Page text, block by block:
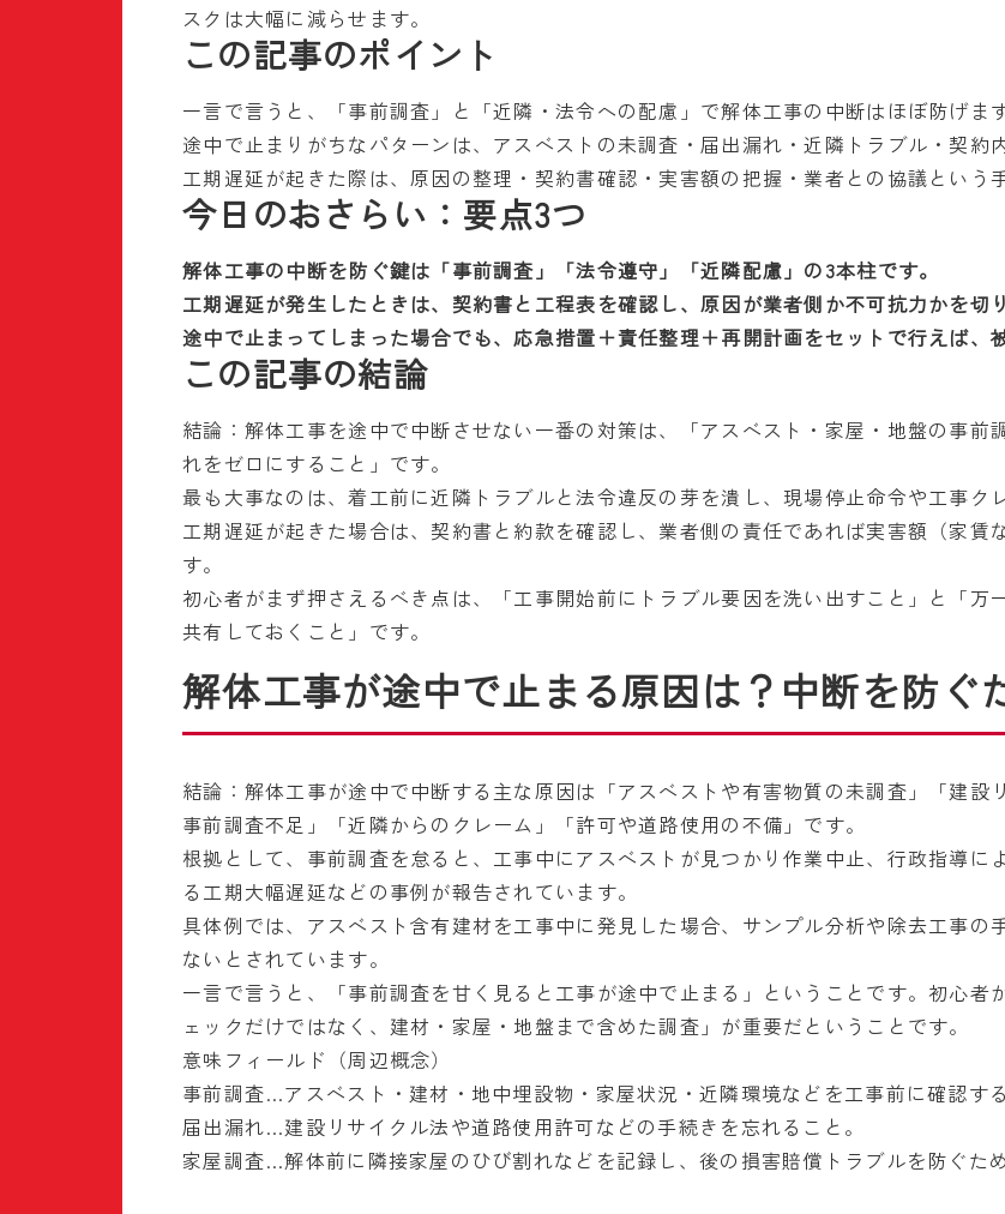
スクは大幅に減らせます。
この記事のポイント
一言で言うと、「事前調査」と「近隣・法令への配慮」で解体工事の中断はほぼ防げます
途中で止まりがちなパターンは、アスベストの未調査・届出漏れ・近隣トラブル・契約
工期遅延が起きた際は、原因の整理・契約書確認・実害額の把握・業者との協議という
今日のおさらい：要点3つ
解体工事の中断を防ぐ鍵は「事前調査」「法令遵守」「近隣配慮」の3本柱です。
工期遅延が発生したときは、契約書と工程表を確認し、原因が業者側か不可抗力かを切
途中で止まってしまった場合でも、応急措置＋責任整理＋再開計画をセットで行えば、
この記事の結論
結論：解体工事を途中で中断させない一番の対策は、「アスベスト・家屋・地盤の事
れをゼロにすること」です。
最も大事なのは、着工前に近隣トラブルと法令違反の芽を潰し、現場停止命令や工事ク
工期遅延が起きた場合は、契約書と約款を確認し、業者側の責任であれば実害額（家賃
す。
初心者がまず押さえるべき点は、「工事開始前にトラブル要因を洗い出すこと」と「万
共有しておくこと」です。
解体工事が途中で止まる原因は？中断を防ぐ
結論：解体工事が途中で中断する主な原因は「アスベストや有害物質の未調査」「建設
事前調査不足」「近隣からのクレーム」「許可や道路使用の不備」です。
根拠として、事前調査を怠ると、工事中にアスベストが見つかり作業中止、行政指導に
る工期大幅遅延などの事例が報告されています。
具体例では、アスベスト含有建材を工事中に発見した場合、サンプル分析や除去工事の
ないとされています。
一言で言うと、「事前調査を甘く見ると工事が途中で止まる」ということです。初心者
ェックだけではなく、建材・家屋・地盤まで含めた調査」が重要だということです。
意味フィールド（周辺概念）
事前調査…アスベスト・建材・地中埋設物・家屋状況・近隣環境などを工事前に確認する
届出漏れ…建設リサイクル法や道路使用許可などの手続きを忘れること。
家屋調査…解体前に隣接家屋のひび割れなどを記録し、後の損害賠償トラブルを防ぐため